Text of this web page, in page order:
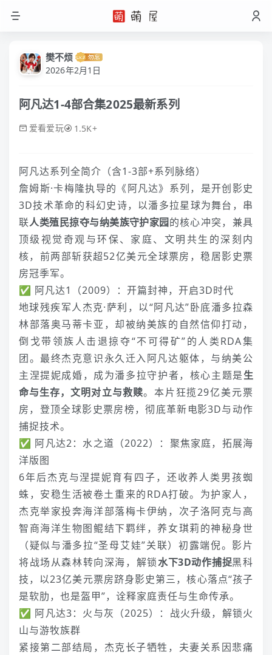
樊不烦
2026年2月1日
阿凡达1-4部合集2025最新系列
爱看爱玩 1.5K+
阿凡达系列全简介（含1-3部+系列脉络）
詹姆斯·卡梅隆执导的《阿凡达》系列，是开创影史
3D技术革命的科幻史诗，以潘多拉星球为舞台，串
联人类殖民掠夺与纳美族守护家园的核心冲突，兼具
顶级视觉奇观与环保、家庭、文明共生的深刻内
核，前两部斩获超52亿美元全球票房，稳居影史票
房冠季军。
✅ 阿凡达1（2009）：开篇封神，开启3D时代
地球残疾军人杰克·萨利，以“阿凡达”卧底潘多拉森
林部落奥马蒂卡亚，却被纳美族的自然信仰打动，
倒戈带领族人击退掠夺“不可得矿”的人类RDA集
团。最终杰克意识永久迁入阿凡达躯体，与纳美公
主涅提妮成婚，成为潘多拉守护者，核心主题是生
命与生存，文明对立与救赎。本片狂揽29亿美元票
房，登顶全球影史票房榜，彻底革新电影3D与动作
捕捉技术。
✅ 阿凡达2：水之道（2022）：聚焦家庭，拓展海
洋版图
6年后杰克与涅提妮育有四子，还收养人类男孩蜘
蛛，安稳生活被卷土重来的RDA打破。为护家人，
杰克举家投奔海洋部落梅卡伊纳，次子洛阿克与高
智商海洋生物图鲲结下羁绊，养女琪莉的神秘身世
（疑似与潘多拉“圣母艾娃”关联）初露端倪。影片
将战场从森林转向深海，解锁水下3D动作捕捉黑科
技，以23亿美元票房跻身影史第三，核心落点“孩子
是软肋，也是盔甲”，诠释家庭责任与生命传承。
✅ 阿凡达3：火与灰（2025）：战火升级，解锁火
山与游牧族群
紧接第二部结局，杰克长子牺牲，夫妻关系因悲痛